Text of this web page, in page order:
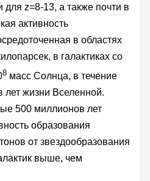
z=8-13, а также почти в
активность
в областях
в галактиках со
8 масс Солнца, в течение
жизни Вселенной.
500 миллионов лет
образования
от звездообразования
выше, чем